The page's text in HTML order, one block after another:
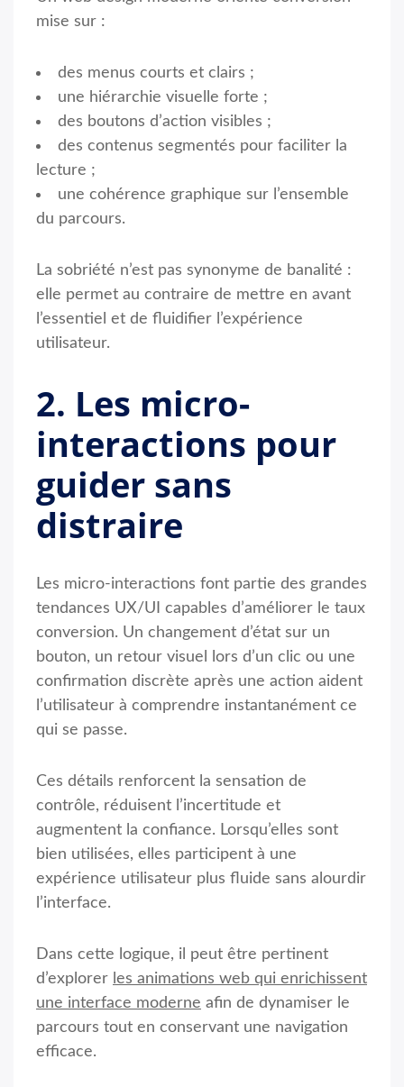
mise sur :
des menus courts et clairs ;
une hiérarchie visuelle forte ;
des boutons d’action visibles ;
des contenus segmentés pour faciliter la
lecture ;
une cohérence graphique sur l’ensemble
du parcours.
La sobriété n’est pas synonyme de banalité :
elle permet au contraire de mettre en avant
l’essentiel et de fluidifier l’expérience
utilisateur.
2. Les micro-
interactions pour
guider sans
distraire
Les micro-interactions font partie des grandes
tendances UX/UI capables d’améliorer le taux
conversion. Un changement d’état sur un
bouton, un retour visuel lors d’un clic ou une
confirmation discrète après une action aident
l’utilisateur à comprendre instantanément ce
qui se passe.
Ces détails renforcent la sensation de
contrôle, réduisent l’incertitude et
augmentent la confiance. Lorsqu’elles sont
bien utilisées, elles participent à une
expérience utilisateur plus fluide sans alourdir
l’interface.
Dans cette logique, il peut être pertinent
d’explorer les animations web qui enrichissent
une interface moderne afin de dynamiser le
parcours tout en conservant une navigation
efficace.